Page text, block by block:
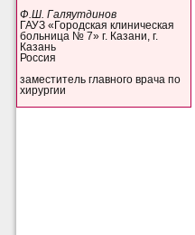
Ф.Ш. Галяутдинов
ГАУЗ «Городская клиническая
больница № 7» г. Казани, г.
Казань
Россия
заместитель главного врача по
хирургии